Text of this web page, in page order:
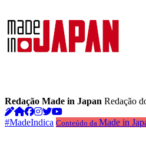
Redação Made in Japan Redação
#MadeIndica Conteúdo da Made in